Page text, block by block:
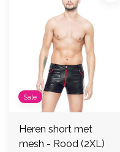
Sale
Heren short met
mesh - Rood (2XL)